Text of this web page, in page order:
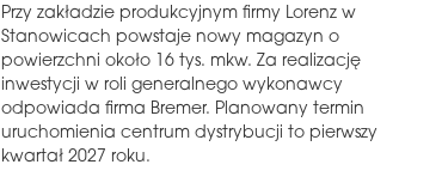
Przy zakładzie produkcyjnym firmy Lorenz w
Stanowicach powstaje nowy magazyn o
powierzchni około 16 tys. mkw. Za realizację
inwestycji w roli generalnego wykonawcy
odpowiada firma Bremer. Planowany termin
uruchomienia centrum dystrybucji to pierwszy
kwartał 2027 roku.